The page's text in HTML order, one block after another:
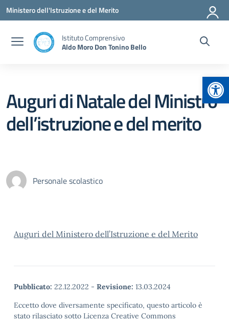
Vai ai contenuti
Vai al menu di navigazione
Vai al footer
Ministero dell'Istruzione e del Merito
Istituto Comprensivo
Aldo Moro Don Tonino Bello
Auguri di Natale del Ministro
dell’istruzione e del merito
Personale scolastico
Auguri del Ministero dell’Istruzione e del Merito
Pubblicato: 22.12.2022 - Revisione: 13.03.2024
Eccetto dove diversamente specificato, questo articolo è
stato rilasciato sotto Licenza Creative Commons